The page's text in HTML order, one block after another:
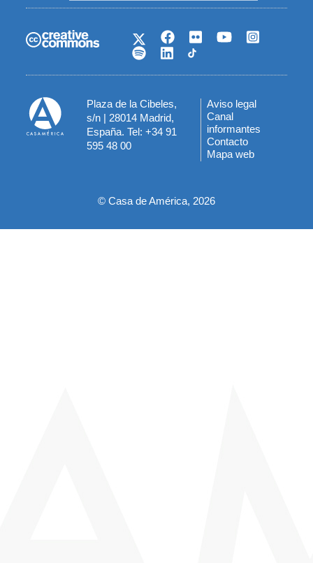
Plaza de la Cibeles,
s/n | 28014 Madrid,
España. Tel: +34 91
595 48 00
Menú
del
pie
Aviso legal
Canal
informantes
Contacto
Mapa web
© Casa de América, 2026